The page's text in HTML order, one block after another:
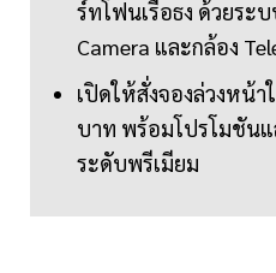
ร์ทโฟนเรือธง ด้วยระ
Camera และกล้อง
เปิดให้สั่งจองล่วงหน้า
บาท พร้อมโปรโมชันแ
ระดับพรีเมียม